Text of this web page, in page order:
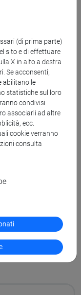
Direttoriale n.
Pietro Ferrara,
(di prima parte)
sito e di effettuare
X in alto a destra
Se acconsenti,
abilitano le
statistiche sul loro
condivisi
associarli ad altre
ecc.
cookie verranno
consulta